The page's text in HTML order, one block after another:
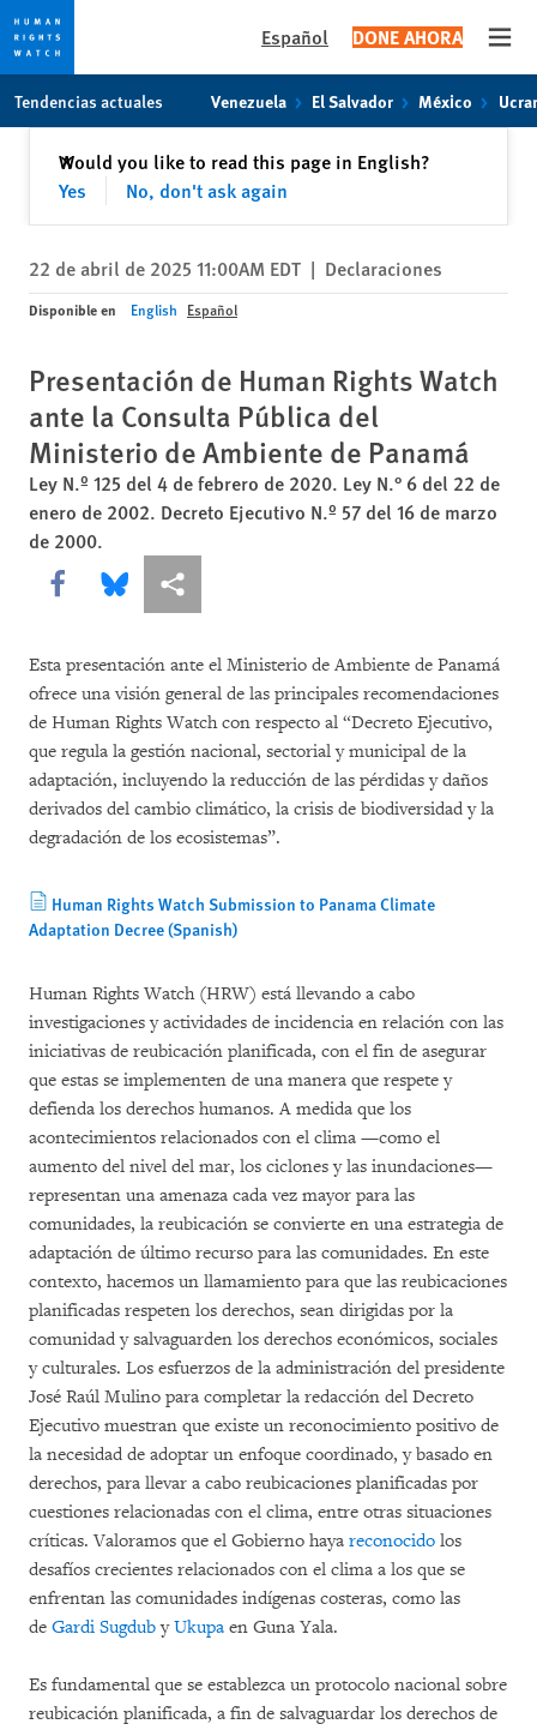
content
Español DONE AHORA
Tendencias actuales Venezuela El Salvador México
Would you like to read this page in English?
Yes
No, don't ask again
✕Cerrar
22 de abril de 2025 11:00AM EDT | Declaraciones
Disponible en English Español
Presentación de Human Rights Watch
ante la Consulta Pública del
Ministerio de Ambiente de Panamá
Ley N.º 125 del 4 de febrero de 2020. Ley N.° 6 del 22 de
enero de 2002. Decreto Ejecutivo N.º 57 del 16 de marzo
de 2000.
Share this via Facebook
Share this via Bluesky
Share this via Compartir
Esta presentación ante el Ministerio de Ambiente de Panamá
ofrece una visión general de las principales recomendaciones
de Human Rights Watch con respecto al “Decreto Ejecutivo,
que regula la gestión nacional, sectorial y municipal de la
adaptación, incluyendo la reducción de las pérdidas y daños
derivados del cambio climático, la crisis de biodiversidad y la
degradación de los ecosistemas”.
Human Rights Watch Submission to Panama Climate
Adaptation Decree (Spanish)
Human Rights Watch (HRW) está llevando a cabo
investigaciones y actividades de incidencia en relación con las
iniciativas de reubicación planificada, con el fin de asegurar
que estas se implementen de una manera que respete y
defienda los derechos humanos. A medida que los
acontecimientos relacionados con el clima —como el
aumento del nivel del mar, los ciclones y las inundaciones—
representan una amenaza cada vez mayor para las
comunidades, la reubicación se convierte en una estrategia de
adaptación de último recurso para las comunidades. En este
contexto, hacemos un llamamiento para que las reubicaciones
planificadas respeten los derechos, sean dirigidas por la
comunidad y salvaguarden los derechos económicos, sociales
y culturales. Los esfuerzos de la administración del presidente
José Raúl Mulino para completar la redacción del Decreto
Ejecutivo muestran que existe un reconocimiento positivo de
la necesidad de adoptar un enfoque coordinado, y basado en
derechos, para llevar a cabo reubicaciones planificadas por
cuestiones relacionadas con el clima, entre otras situaciones
críticas. Valoramos que el Gobierno haya reconocido los
desafíos crecientes relacionados con el clima a los que se
enfrentan las comunidades indígenas costeras, como las
de Gardi SugdubyUkupa en Guna Yala.
Es fundamental que se establezca un protocolo nacional sobre
reubicación planificada, a fin de salvaguardar los derechos de